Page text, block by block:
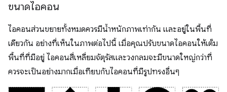
ขนาดไอคอน
ไอคอนส่วนขยายทั้งหมดควรมีน้ำหนักภาพเท่ากัน และอยู่ในพื้นที่
เดียวกัน อย่างที่เห็นในภาพต่อไปนี้ เมื่อคุณปรับขนาดไอคอนให้เต็ม
พื้นที่ที่มีอยู่ ไอคอนสี่เหลี่ยมจัตุรัสและวงกลมจะมีขนาดใหญ่กว่าที่
ควรจะเป็นอย่างมากเมื่อเทียบกับไอคอนที่มีรูปทรงอื่นๆ